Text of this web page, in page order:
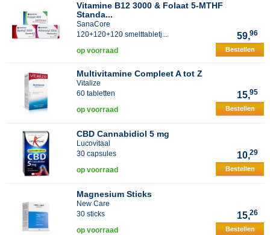
Vitamine B12 3000 & Folaat 5-MTHF
Standa...
SanaCore
120+120+120 smelttabletj...
59,96
op voorraad Bestellen
Multivitamine Compleet A tot Z
Vitalize
60 tabletten
15,95
op voorraad Bestellen
CBD Cannabidiol 5 mg
Lucovitaal
30 capsules
10,29
op voorraad Bestellen
Magnesium Sticks
New Care
30 sticks
15,26
op voorraad Bestellen